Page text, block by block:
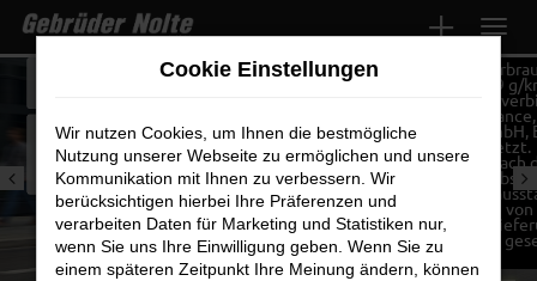
Zum
HauptinhaltHyundai i20 1.0 T-GDI Select, 66 kW (90 PS):
kombiniert: 5,7 l/100km; CO₂-Emission kombiniert: 129 g/
Klasse: D. Abbildung zeigt Sonderausstattung . *Ein
Leasingbeispiel für Gewerbekunden der HYUNDAI
Geschäftsbereich der Hyundai Capital Bank Europe GmbH,
Allee 22, 60327 Frankfurt am Main. Bonität vorausgesetzt.
Verbraucher haben ein gesetzliches Widerrufsrecht. Nach
Leasingbedingungen besteht die Verpflichtung zum
einer Vollkaskoversicherung. Kostenpflichtige
möglich. Überführungs- und Zulassungskosten in Höhe
EUR für den Hyundai i20 1.0 T-GDI Select werden bei
Fahrzeugs separat in Ansatz gebracht. Alle Preise exkl.
MwSt. Angebot gültig bis 30.09.2026.
Cookie Einstellungen
Wir nutzen Cookies, um Ihnen die bestmögliche
Nutzung unserer Webseite zu ermöglichen und unsere
Kommunikation mit Ihnen zu verbessern. Wir
berücksichtigen hierbei Ihre Präferenzen und
verarbeiten Daten für Marketing und Statistiken nur,
wenn Sie uns Ihre Einwilligung geben. Wenn Sie zu
einem späteren Zeitpunkt Ihre Meinung ändern, können